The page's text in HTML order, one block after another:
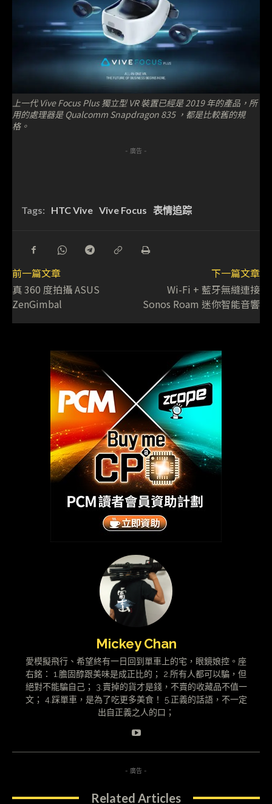
上一代 Vive Focus Plus 獨立型 VR 裝置已經是 2019 年的產品，所
用的處理器是 Qualcomm Snapdragon 835 ，都是比較舊的規
格。
- 廣告 -
Tags: HTC Vive Vive Focus 表情追踪
前一篇文章
真 360 度拍攝 ASUS
ZenGimbal
下一篇文章
Wi-Fi + 藍牙無縫連接
Sonos Roam 迷你智能音響
Mickey Chan
愛模擬飛行、希望終有一日回到單車上的宅，眼鏡娘控。座
右銘： 1.膽固醇跟美味是成正比的； 2.所有人都可以騙，但
絕對不能騙自己； 3.賣掉的貨才是錢，不賣的收藏品不值一
文； 4.踩單車，是為了吃更多美食！ 5.正義的話語，不一定
出自正義之人的口；
- 廣告 -
Related Articles